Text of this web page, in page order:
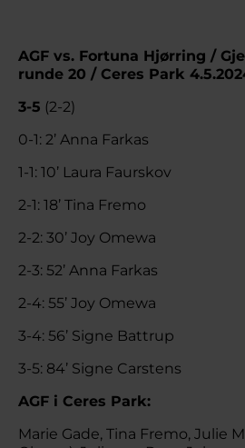
AGF vs. Fortuna Hjørring /
runde 20 / Ceres Park
3-5 (2-2)
0-1: 2’ Anna Farkas
1-1: 10’ Laura Faurskov
2-1: 18’ Tina Fremo
2-2: 30’ Joy Omewa
2-3: 52’ Anna Farkas
2-4: 55’ Joy Omewa
3-4: 56’ Signe Battrup
3-5: 84’ Signe Carstens
AGF i Ceres Park:
Marie Gade, Tina Fremo, Julie